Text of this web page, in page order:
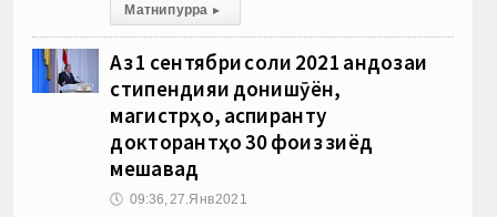
Матни пурра ▸
Аз 1 сентябри соли 2021 андозаи
стипендияи донишҷӯён,
магистрҳо, аспиранту
докторантҳо 30 фоиз зиёд
мешавад
🕔 09:36, 27.Янв 2021